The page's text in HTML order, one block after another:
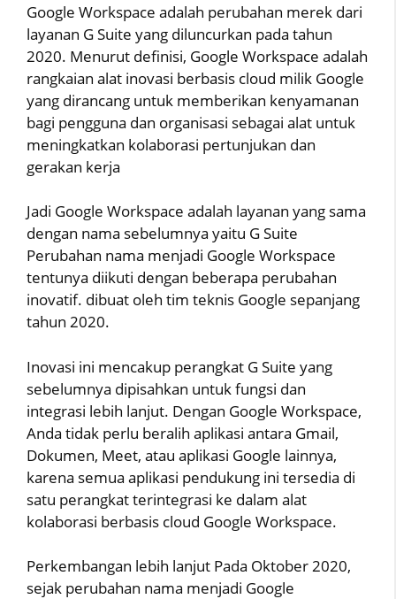
Google Workspace adalah perubahan merek dari
layanan G Suite yang diluncurkan pada tahun
2020. Menurut definisi, Google Workspace adalah
rangkaian alat inovasi berbasis cloud milik Google
yang dirancang untuk memberikan kenyamanan
bagi pengguna dan organisasi sebagai alat untuk
meningkatkan kolaborasi pertunjukan dan
gerakan kerja
Jadi Google Workspace adalah layanan yang sama
dengan nama sebelumnya yaitu G Suite
Perubahan nama menjadi Google Workspace
tentunya diikuti dengan beberapa perubahan
inovatif. dibuat oleh tim teknis Google sepanjang
tahun 2020.
Inovasi ini mencakup perangkat G Suite yang
sebelumnya dipisahkan untuk fungsi dan
integrasi lebih lanjut. Dengan Google Workspace,
Anda tidak perlu beralih aplikasi antara Gmail,
Dokumen, Meet, atau aplikasi Google lainnya,
karena semua aplikasi pendukung ini tersedia di
satu perangkat terintegrasi ke dalam alat
kolaborasi berbasis cloud Google Workspace.
Perkembangan lebih lanjut Pada Oktober 2020,
sejak perubahan nama menjadi Google